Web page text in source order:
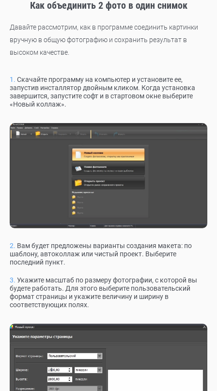
Как объединить 2 фото в один снимок
Давайте рассмотрим, как в программе соединить картинки
вручную в общую фотографию и сохранить результат в
высоком качестве.
Скачайте программу на компьютер и установите ее,
запустив инсталлятор двойным кликом. Когда установка
завершится, запустите софт и в стартовом окне выберите
«Новый коллаж».
Вам будет предложены варианты создания макета: по
шаблону, автоколлаж или чистый проект. Выберите
последний пункт.
Укажите масштаб по размеру фотографии, с которой вы
будете работать. Для этого выберите пользовательский
формат страницы и укажите величину и ширину в
соответствующих полях.